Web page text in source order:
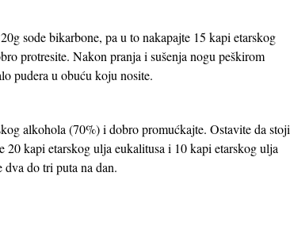
sode bikarbone, pa u to nakapajte 15 kapi etarskog
protresite. Nakon pranja i sušenja nogu peškirom
pudera u obuću koju nosite.
alkohola (70%) i dobro promućkajte. Ostavite da stoji
20 kapi etarskog ulja eukalitusa i 10 kapi etarskog ulja
do tri puta na dan.